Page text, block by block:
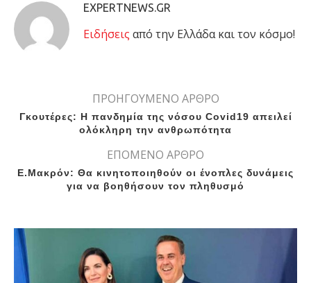
EXPERTNEWS.GR
Eιδήσεις από την Ελλάδα και τον κόσμο!
ΠΡΟΗΓΟΥΜΕΝΟ ΑΡΘΡΟ
Γκουτέρες: Η πανδημία της νόσου Covid19 απειλεί
ολόκληρη την ανθρωπότητα
ΕΠΟΜΕΝΟ ΑΡΘΡΟ
Ε.Μακρόν: Θα κινητοποιηθούν οι ένοπλες δυνάμεις
για να βοηθήσουν τον πληθυσμό